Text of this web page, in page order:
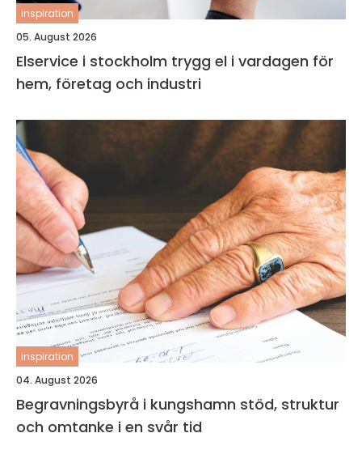
inspiration
05. August 2026
Elservice i stockholm trygg el i vardagen för
hem, företag och industri
inspiration
04. August 2026
Begravningsbyrå i kungshamn stöd, struktur
och omtanke i en svår tid